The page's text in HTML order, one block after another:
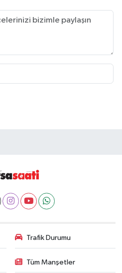
Trafik Durumu
Tüm Manşetler